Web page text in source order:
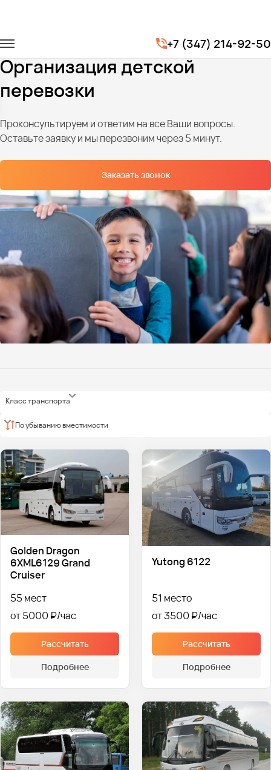
+7 (347) 214-92-50
Детские перевозки
Организация детской перевозки
Организация детской
перевозки
Проконсультируем и ответим на все Ваши вопросы.
Оставьте заявку и мы перезвоним через 5 минут.
Заказать звонок
Класс транспорта
По убыванию вместимости
Golden Dragon
6XML6129 Grand
Cruiser
55 мест
от 5000 ₽
Рассчитать
Подробнее
Yutong 6122
51 место
от 3500 ₽
Рассчитать
Подробнее